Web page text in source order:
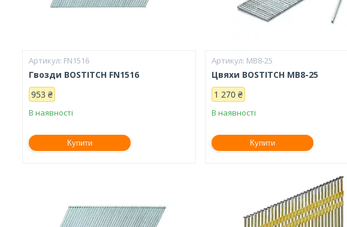
FN1516
Гвозди BOSTITCH FN1516
953 ₴
В наявності
Купити
MB8-25
Цвяхи BOSTITCH MB8-25
1 270 ₴
В наявності
Купити